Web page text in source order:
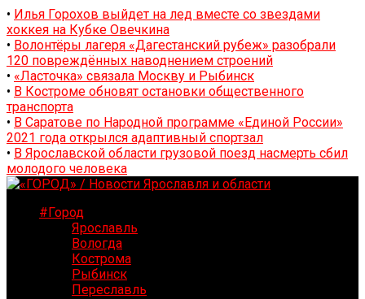
• Илья Горохов выйдет на лед вместе со звездами
хоккея на Кубке Овечкина
• Волонтёры лагеря «Дагестанский рубеж» разобрали
120 повреждённых наводнением строений
• «Ласточка» связала Москву и Рыбинск
• В Костроме обновят остановки общественного
транспорта
• В Саратове по Народной программе «Единой России»
2021 года открылся адаптивный спортзал
• В Ярославской области грузовой поезд насмерть сбил
молодого человека
#Город
Ярославль
Вологда
Кострома
Рыбинск
Переславль